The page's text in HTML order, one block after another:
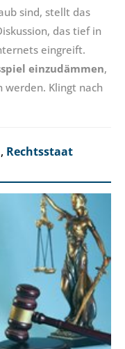
sind, stellt das
das tief in
eingreift.
einzudämmen,
werden. Klingt nach
, Rechtsstaat